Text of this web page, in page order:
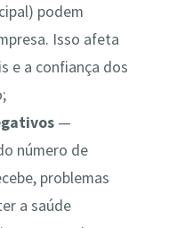
podem
Isso afeta
e a confiança dos
—
número de
problemas
a saúde